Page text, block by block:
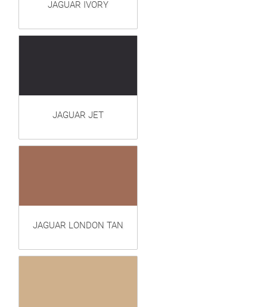
JAGUAR IVORY
JAGUAR JET
JAGUAR LONDON TAN